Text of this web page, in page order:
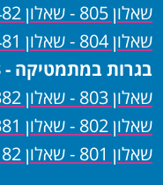
שאלון 805 - שאלון 482
שאלון 804 - שאלון 481
בגרות במתמטיקה - 3 יחידות
שאלון 803 - שאלון 382
שאלון 802 - שאלון 381
שאלון 801 - שאלון 182